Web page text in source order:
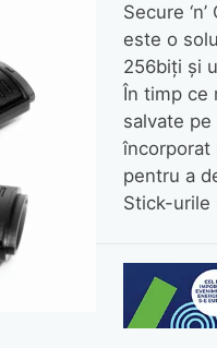
Secure
este o
256biți şi
În timp ce
salvate
încorporat
pentru a
Stick-urile